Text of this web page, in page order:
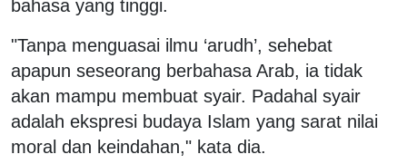
bahasa yang tinggi.
"Tanpa menguasai ilmu ‘arudh’, sehebat
apapun seseorang berbahasa Arab, ia tidak
akan mampu membuat syair. Padahal syair
adalah ekspresi budaya Islam yang sarat nilai
moral dan keindahan," kata dia.